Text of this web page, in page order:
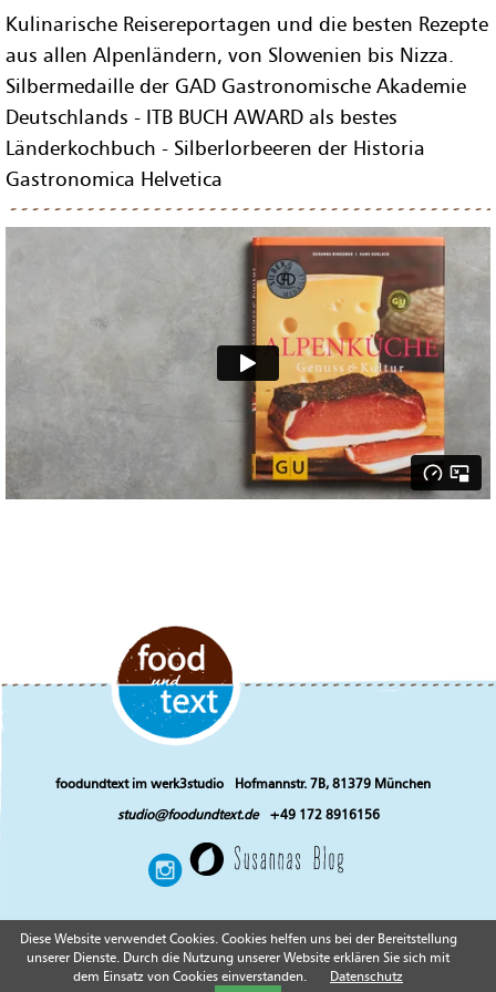
Kulinarische Reisereportagen und die besten Rezepte
aus allen Alpenländern, von Slowenien bis Nizza.
Silbermedaille der GAD Gastronomische Akademie
Deutschlands - ITB BUCH AWARD als bestes
Länderkochbuch - Silberlorbeeren der Historia
Gastronomica Helvetica
foodundtext im werk3studio
Hofmannstr. 7B, 81379 München
studio@foodundtext.de
+49 172 8916156‬
DATENSCHUTZ IMPRESSUM
Diese Website verwendet Cookies. Cookies helfen uns bei der Bereitstellung
unserer Dienste. Durch die Nutzung unserer Website erklären Sie sich mit
dem Einsatz von Cookies einverstanden.
Datenschutz